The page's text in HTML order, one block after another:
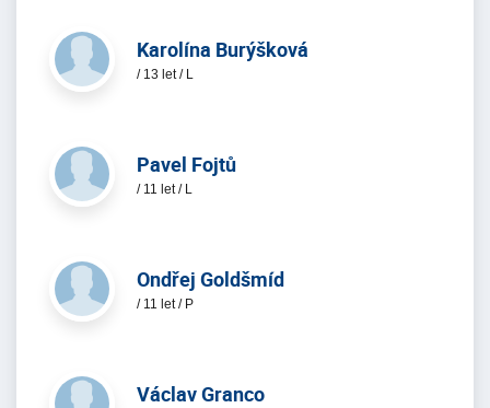
Karolína Burýšková
/ 13 let / L
Pavel Fojtů
/ 11 let / L
Ondřej Goldšmíd
/ 11 let / P
Václav Granco